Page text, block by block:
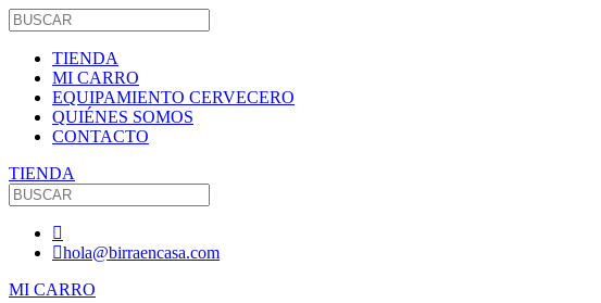
TIENDA
MI CARRO
EQUIPAMIENTO CERVECERO
QUIÉNES SOMOS
CONTACTO
TIENDA
hola@birraencasa.com
MI CARRO